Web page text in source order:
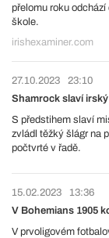
přelomu roku
škole.
irishexaminer.com
27.10.2023
23:10
Shamrock slaví irský
S předstihem slaví
zvládl těžký šlágr na
počtvrté v řadě.
15.02.2023
13:36
V Bohemians 1905
V prvoligovém